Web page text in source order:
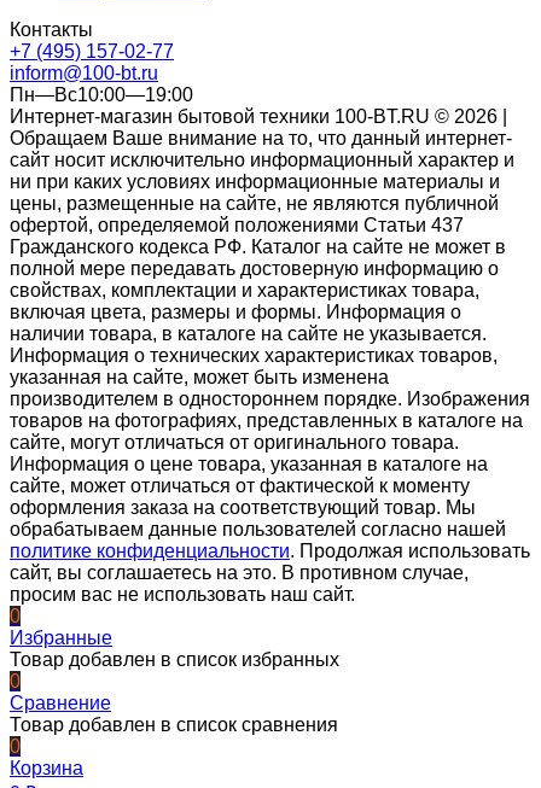
Контакты
+7 (495) 157-02-77
inform@100-bt.ru
Пн—Вс10:00—19:00
Интернет-магазин бытовой техники 100-BT.RU © 2026 |
Обращаем Ваше внимание на то, что данный интернет-
сайт носит исключительно информационный характер и
ни при каких условиях информационные материалы и
цены, размещенные на сайте, не являются публичной
офертой, определяемой положениями Статьи 437
Гражданского кодекса РФ. Каталог на сайте не может в
полной мере передавать достоверную информацию о
свойствах, комплектации и характеристиках товара,
включая цвета, размеры и формы. Информация о
наличии товара, в каталоге на сайте не указывается.
Информация о технических характеристиках товаров,
указанная на сайте, может быть изменена
производителем в одностороннем порядке. Изображения
товаров на фотографиях, представленных в каталоге на
сайте, могут отличаться от оригинального товара.
Информация о цене товара, указанная в каталоге на
сайте, может отличаться от фактической к моменту
оформления заказа на соответствующий товар. Мы
обрабатываем данные пользователей согласно нашей
политике конфиденциальности. Продолжая использовать
сайт, вы соглашаетесь на это. В противном случае,
просим вас не использовать наш сайт.
0
Избранные
Товар добавлен в список избранных
0
Сравнение
Товар добавлен в список сравнения
0
Корзина